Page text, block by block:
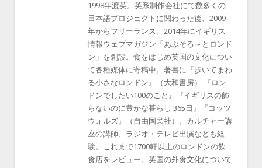
1998年渡英。英系制作会社にて数多くの
日本語プロジェクトに関わった後、2009
年からフリーランス。2014年にイギリス
情報ウェブマガジン「あぶそる～とロンド
ン」を創設。食をはじめ英国の文化につい
て各種媒体に寄稿中。著書に『歩いてまわ
る小さなロンドン』（大和書房） 『ロン
ドンでしたい100のこと』『イギリスの飾
らないのに豊かな暮らし 365日』『コッツ
ウォルズ』（自由国民社）。カルチャー講
座の講師、ラジオ・テレビ出演なども経
験。これまで1700軒以上のロンドンの飲
食店をレビュー。英国の外食文化について